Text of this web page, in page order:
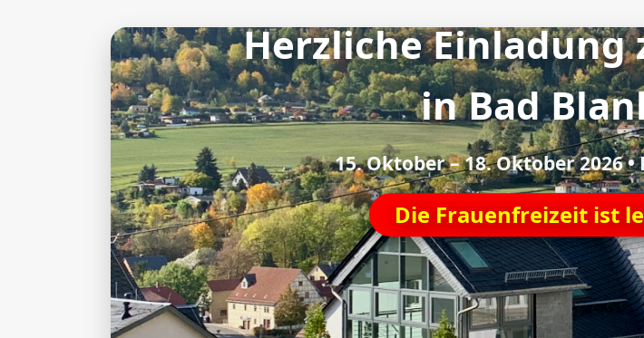
Herzliche
in Bad
15. Oktober – 18. Oktober 2026
Die Frauenfreizeit ist